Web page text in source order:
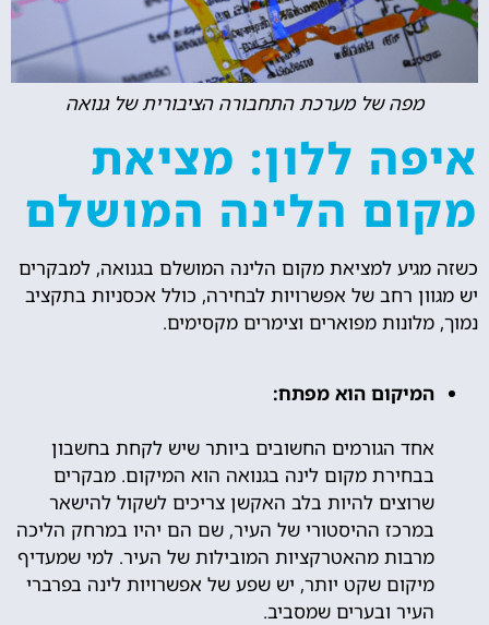
מפה של מערכת התחבורה הציבורית של גנואה
איפה ללון: מציאת
מקום הלינה המושלם
כשזה מגיע למציאת מקום הלינה המושלם בגנואה, למבקרים
יש מגוון רחב של אפשרויות לבחירה, כולל אכסניות בתקציב
נמוך, מלונות מפוארים וצימרים מקסימים.
המיקום הוא מפתח:
אחד הגורמים החשובים ביותר שיש לקחת בחשבון
בבחירת מקום לינה בגנואה הוא המיקום. מבקרים
שרוצים להיות בלב האקשן צריכים לשקול להישאר
במרכז ההיסטורי של העיר, שם הם יהיו במרחק הליכה
מרבות מהאטרקציות המובילות של העיר. למי שמעדיף
מיקום שקט יותר, יש שפע של אפשרויות לינה בפרברי
העיר ובערים שמסביב.